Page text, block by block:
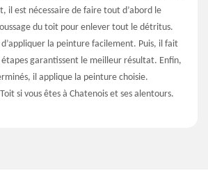
il est nécessaire de faire tout d’abord le
du toit pour enlever tout le détritus.
la peinture facilement. Puis, il fait
étapes garantissent le meilleur résultat. Enfin,
il applique la peinture choisie.
si vous êtes à Chatenois et ses alentours.